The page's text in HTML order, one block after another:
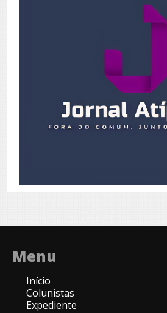
Menu
Início
Colunistas
Expediente